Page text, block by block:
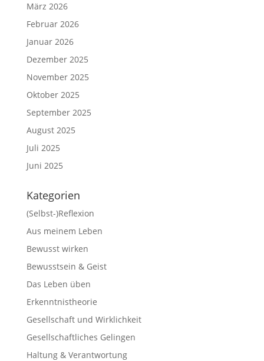
März 2026
Februar 2026
Januar 2026
Dezember 2025
November 2025
Oktober 2025
September 2025
August 2025
Juli 2025
Juni 2025
Kategorien
(Selbst-)Reflexion
Aus meinem Leben
Bewusst wirken
Bewusstsein & Geist
Das Leben üben
Erkenntnistheorie
Gesellschaft und Wirklichkeit
Gesellschaftliches Gelingen
Haltung & Verantwortung